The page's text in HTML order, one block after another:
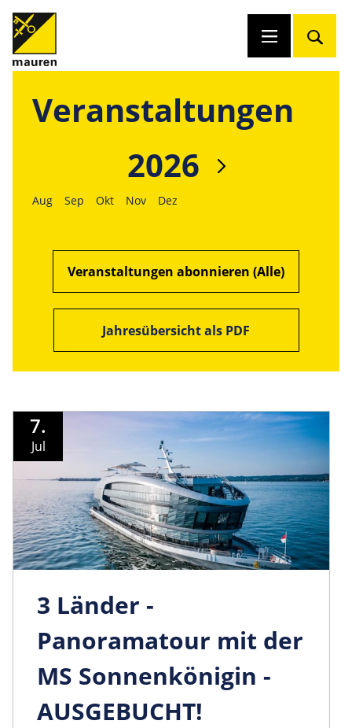
Veranstaltungen
2026
Aug Sep Okt Nov Dez
Veranstaltungen abonnieren (Alle)
Jahresübersicht als PDF
7.
Jul
3 Länder -
Panoramatour mit der
MS Sonnenkönigin -
AUSGEBUCHT!